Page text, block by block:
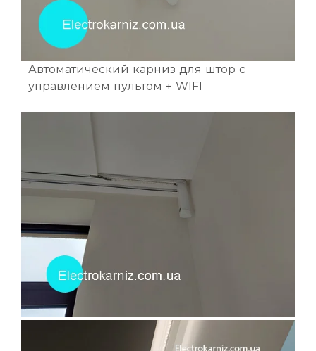
Автоматический карниз для штор с
управлением пультом + WIFI